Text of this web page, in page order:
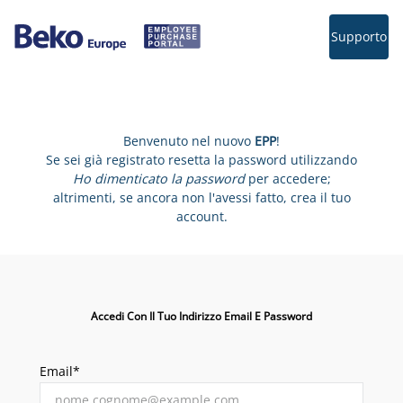
Supporto
Benvenuto nel nuovo EPP!
Se sei già registrato resetta la password utilizzando
Ho dimenticato la passwordper accedere;
altrimenti, se ancora non l'avessi fatto, crea il tuo
account.
Accedi Con Il Tuo Indirizzo Email E Password
Email*